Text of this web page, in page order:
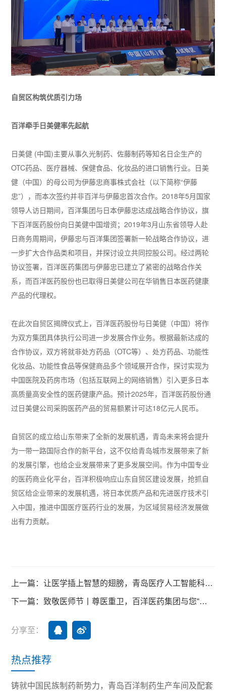
自贸区构筑优质引力场
百洋牵手日美健率先起航
日美健 (中国)主要从事久光制药、佐藤制药等知名日企生产的
OTC药品、医疗器械、保健食品、化妆品的进口销售行业。日美
健（中国）的母公司为伊藤忠商事株式会社（以下简称“伊藤
忠”），而本次签约并非百洋与伊藤忠首次合作。2018年5月国家
领导人访日期间，百洋集团与日本伊藤忠达成战略合作协议，旗
下百洋医药股份向日美健中国增资；2019年3月山东省领导人赴
日商务周期间，伊藤忠与百洋集团签署新一轮战略合作协议，进
一步扩大合作品类和项目，并探讨设立共同控股公司。经过两轮
协议签署，百洋医药集团与伊藤忠已建立了紧密的战略合作关
系，而百洋医药股份也已取得日美健公司在华销售日本医药健康
产品的代理权。
在此次自贸区揭牌仪式上，百洋医药股份与日美健（中国）将作
为双方集团具体执行公司进一步发展合作业务。根据最新达成的
合作协议，双方将就非处方药品（OTC等）、处方药品、功能性
化妆品、功能性食品等保健商品多个领域展开合作，探讨实现为
中国医院及药房市场（包括互联网上的网络销售）引入更多日本
高质量高安全性的医药健康产品。预计2025年，百洋医药股份通
过日美健公司采购医药产品的贸易额累计可达18亿元人民币。
自贸区的成立给山东带来了全新的发展机遇，青岛未来将会提升
为一带一路国际合作的新平台，这不仅给青岛城市发展带来了新
的发展引擎，也给企业发展带来了更多发展空间。作为中国专业
的医药商业化平台，百洋积极响应山东自贸区建设发展，抢抓自
贸区给企业带来的发展机遇，将日本优质产品和先进医疗技术引
入中国，推进中国医疗医药行业的发展，为区域贸易经济发展做
出有力贡献。
上一篇：让医学插上智慧的翅膀，青岛医疗人工智能科技创新中心、国际大健康产业化基地盛大起航
下一篇：致敬医师节丨尊医重卫，百洋医药集团与您“医”路同行
分享至：
热点推荐
铸就中国民族制药新势力，青岛百洋制药生产车间及配套